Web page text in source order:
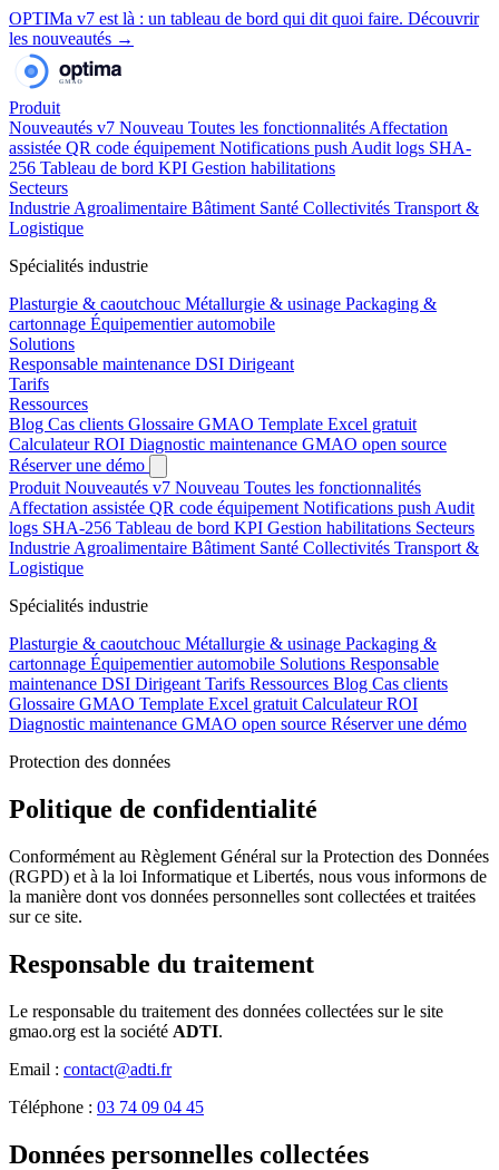
OPTIMa v7 est là : un tableau de bord qui dit quoi faire. Découvrir
les nouveautés →
Produit
Nouveautés v7 Nouveau Toutes les fonctionnalités Affectation
assistée QR code équipement Notifications push Audit logs SHA-
256 Tableau de bord KPI Gestion habilitations
Secteurs
Industrie Agroalimentaire Bâtiment Santé Collectivités Transport &
Logistique
Spécialités industrie
Plasturgie & caoutchouc Métallurgie & usinage Packaging &
cartonnage Équipementier automobile
Solutions
Responsable maintenance DSI Dirigeant
Tarifs
Ressources
Blog Cas clients Glossaire GMAO Template Excel gratuit
Calculateur ROI Diagnostic maintenance GMAO open source
Réserver une démo
Produit Nouveautés v7 Nouveau Toutes les fonctionnalités
Affectation assistée QR code équipement Notifications push Audit
logs SHA-256 Tableau de bord KPI Gestion habilitations Secteurs
Industrie Agroalimentaire Bâtiment Santé Collectivités Transport &
Logistique
Spécialités industrie
Plasturgie & caoutchouc Métallurgie & usinage Packaging &
cartonnage Équipementier automobile Solutions Responsable
maintenance DSI Dirigeant Tarifs Ressources Blog Cas clients
Glossaire GMAO Template Excel gratuit Calculateur ROI
Diagnostic maintenance GMAO open source Réserver une démo
Protection des données
Politique de confidentialité
Conformément au Règlement Général sur la Protection des Données
(RGPD) et à la loi Informatique et Libertés, nous vous informons de
la manière dont vos données personnelles sont collectées et traitées
sur ce site.
Responsable du traitement
Le responsable du traitement des données collectées sur le site
gmao.org est la société ADTI.
Email : contact@adti.fr
Téléphone : 03 74 09 04 45
Données personnelles collectées